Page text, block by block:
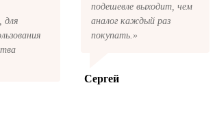
для
подешевле выходит, чем
аналог каждый раз
покупать.»
Сергей